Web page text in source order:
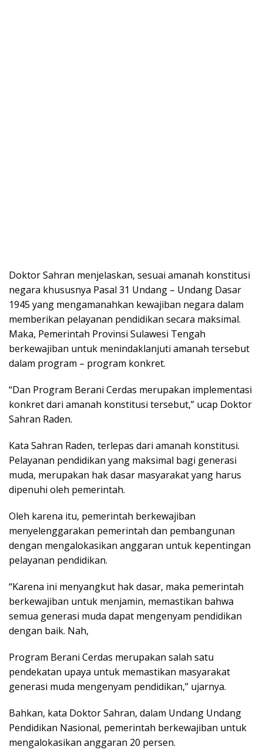
Doktor Sahran menjelaskan, sesuai amanah konstitusi
negara khususnya Pasal 31 Undang – Undang Dasar
1945 yang mengamanahkan kewajiban negara dalam
memberikan pelayanan pendidikan secara maksimal.
Maka, Pemerintah Provinsi Sulawesi Tengah
berkewajiban untuk menindaklanjuti amanah tersebut
dalam program – program konkret.
“Dan Program Berani Cerdas merupakan implementasi
konkret dari amanah konstitusi tersebut,” ucap Doktor
Sahran Raden.
Kata Sahran Raden, terlepas dari amanah konstitusi.
Pelayanan pendidikan yang maksimal bagi generasi
muda, merupakan hak dasar masyarakat yang harus
dipenuhi oleh pemerintah.
Oleh karena itu, pemerintah berkewajiban
menyelenggarakan pemerintah dan pembangunan
dengan mengalokasikan anggaran untuk kepentingan
pelayanan pendidikan.
“Karena ini menyangkut hak dasar, maka pemerintah
berkewajiban untuk menjamin, memastikan bahwa
semua generasi muda dapat mengenyam pendidikan
dengan baik. Nah,
Program Berani Cerdas merupakan salah satu
pendekatan upaya untuk memastikan masyarakat
generasi muda mengenyam pendidikan,” ujarnya.
Bahkan, kata Doktor Sahran, dalam Undang Undang
Pendidikan Nasional, pemerintah berkewajiban untuk
mengalokasikan anggaran 20 persen.